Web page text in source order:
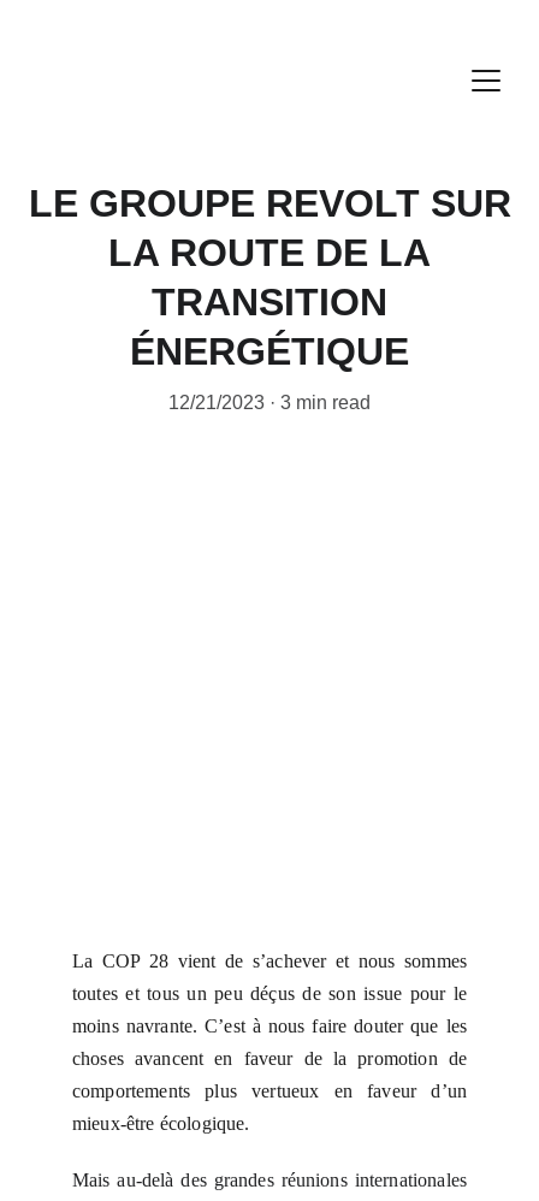
LE GROUPE REVOLT SUR
LA ROUTE DE LA
TRANSITION
ÉNERGÉTIQUE
12/21/2023 3 min read
La COP 28 vient de s’achever et nous sommes
toutes et tous un peu déçus de son issue pour le
moins navrante. C’est à nous faire douter que les
choses avancent en faveur de la promotion de
comportements plus vertueux en faveur d’un
mieux-être écologique.
Mais au-delà des grandes réunions internationales